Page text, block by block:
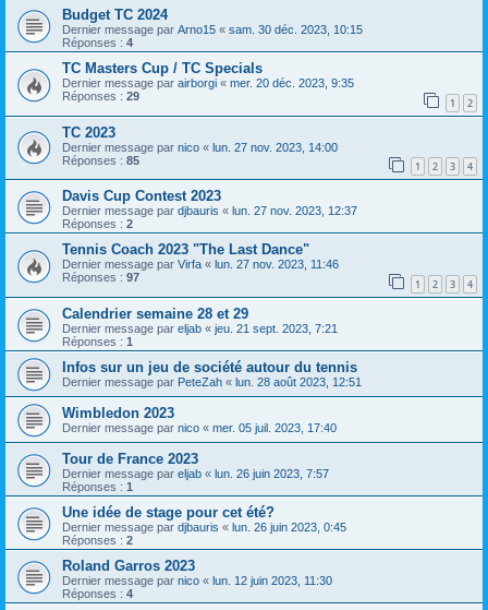
Budget TC 2024
Dernier message par Arno15 « sam. 30 déc. 2023, 10:15
Réponses : 4
TC Masters Cup / TC Specials
Dernier message par airborgi « mer. 20 déc. 2023, 9:35
Réponses : 29 1 2
TC 2023
Dernier message par nico « lun. 27 nov. 2023, 14:00
Réponses : 85 1 2 3 4
Davis Cup Contest 2023
Dernier message par djbauris « lun. 27 nov. 2023, 12:37
Réponses : 2
Tennis Coach 2023 "The Last Dance"
Dernier message par Virfa « lun. 27 nov. 2023, 11:46
Réponses : 97 1 2 3 4
Calendrier semaine 28 et 29
Dernier message par eljab « jeu. 21 sept. 2023, 7:21
Réponses : 1
Infos sur un jeu de société autour du tennis
Dernier message par PeteZah « lun. 28 août 2023, 12:51
Wimbledon 2023
Dernier message par nico « mer. 05 juil. 2023, 17:40
Tour de France 2023
Dernier message par eljab « lun. 26 juin 2023, 7:57
Réponses : 1
Une idée de stage pour cet été?
Dernier message par djbauris « lun. 26 juin 2023, 0:45
Réponses : 2
Roland Garros 2023
Dernier message par nico « lun. 12 juin 2023, 11:30
Réponses : 4